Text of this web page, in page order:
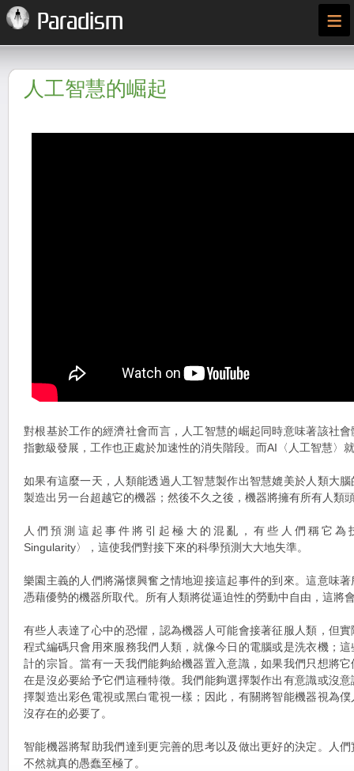
Paradism ≡
人工智慧的崛起
對根基於工作的經濟社會而言，人工智慧的崛起同時意味著該社
指數級發展，工作也正處於加速性的消失階段。而AI〈人工智慧〉
如果有這麼一天，人類能透過人工智慧製作出智慧媲美於人類大
製造出另一台超越它的機器；然後不久之後，機器將擁有所有人類
人們預測這起事件將引起極大的混亂，有些人們稱它為
Singularity〉，這使我們對接下來的科學預測大大地失準。
樂園主義的人們將滿懷興奮之情地迎接這起事件的到來。這意味
憑藉優勢的機器所取代。所有人類將從逼迫性的勞動中自由，這將
有些人表達了心中的恐懼，認為機器人可能會接著征服人類，但
程式編碼只會用來服務我們人類，就像今日的電腦或是洗衣機；
計的宗旨。當有一天我們能夠給機器置入意識，如果我們只想將
在是沒必要給予它們這種特徵。我們能夠選擇製作出有意識或沒
擇製造出彩色電視或黑白電視一樣；因此，有關將智能機器視為
沒存在的必要了。
智能機器將幫助我們達到更完善的思考以及做出更好的決定。人
不然就真的愚蠢至極了。